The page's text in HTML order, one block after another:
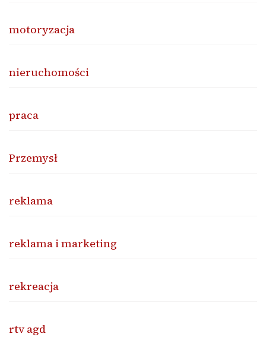
motoryzacja
nieruchomości
praca
Przemysł
reklama
reklama i marketing
rekreacja
rtv agd